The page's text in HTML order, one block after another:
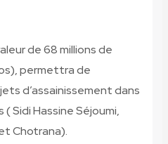
de 68 millions de
permettra de
d’assainissement dans
Sidi Hassine Séjoumi,
Chotrana).